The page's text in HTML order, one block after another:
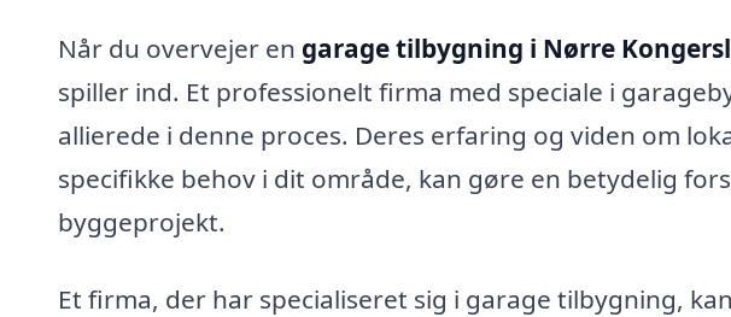
Når du overvejer en garage tilbygning i Nørre
spiller ind. Et professionelt firma med speciale i
allierede i denne proces. Deres erfaring og viden om
specifikke behov i dit område, kan gøre en betydelig
byggeprojekt.
Et firma, der har specialiseret sig i garage tilbygning,